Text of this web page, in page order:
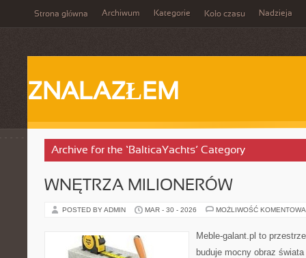
Strona główna Archiwum Kategorie Koło czasu Nadzieja
ZNALAZŁEM
Archive for the ‘BalticaYachts’ Category
WNĘTRZA MILIONERÓW
POSTED BY ADMIN MAR - 30 - 2026 MOŻLIWOŚĆ
Meble-galant.pl to
buduje mocny obraz